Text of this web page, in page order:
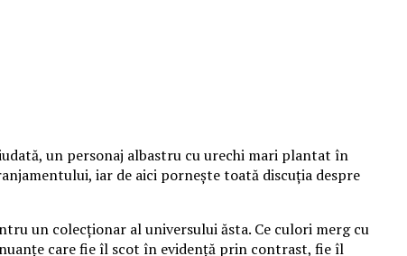
un personaj albastru cu urechi mari plantat în
iar de aici pornește toată discuția despre
un colecționar al universului ăsta. Ce culori merg cu
care fie îl scot în evidență prin contrast, fie îl